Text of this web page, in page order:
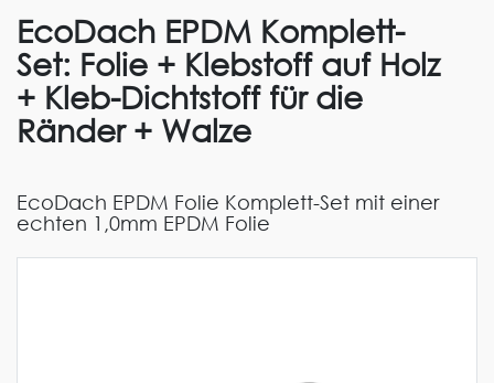
EcoDach EPDM Komplett-
Set: Folie + Klebstoff auf Holz
+ Kleb-Dichtstoff für die
Ränder + Walze
EcoDach EPDM Folie Komplett-Set mit einer
echten 1,0mm EPDM Folie